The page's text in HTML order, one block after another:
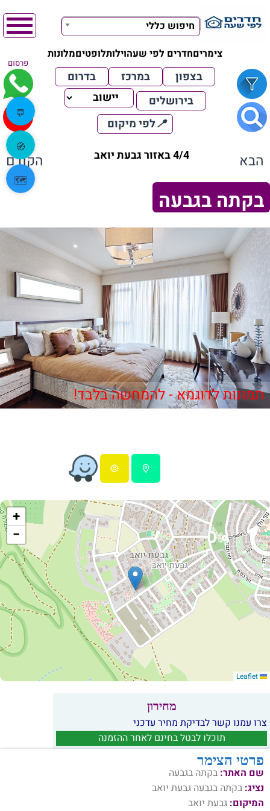
חיפוש כללי
צימריםחדרים לפי שעהוילותלופטיםמלונות
פרסום
בצפון במרכז
בדרום
בירושלים
📍לפי מיקום
הבא 4/4 באזור גבעת יואב הקודם
בקתה בגבעה
תמונות לדוגמא - להמחשה בלבד!
+
−
מחירון
צרו עמנו קשר לבדיקת מחיר עדכני
תוכלו לבטל בחינם לאחר ההזמנה
פרטי הצימר
שם האתר: בקתה בגבעה
נציג: בקתה בגבעה גבעת יואב
המיקום: גבעת יואב
💬
🧭
🗺️